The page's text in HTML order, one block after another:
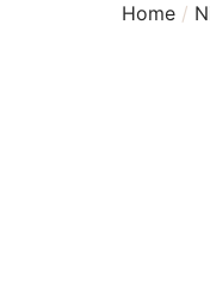
Home /